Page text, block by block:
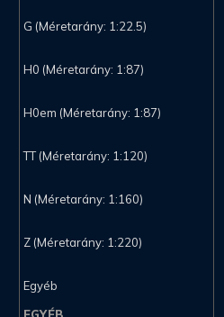
G (Méretarány: 1:22.5)
H0 (Méretarány: 1:87)
H0em (Méretarány: 1:87)
TT (Méretarány: 1:120)
N (Méretarány: 1:160)
Z (Méretarány: 1:220)
Egyéb